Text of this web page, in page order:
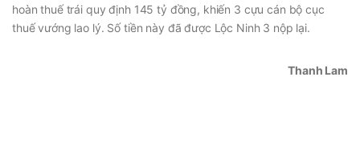
hoàn thuế trái quy định 145 tỷ đồng, khiến 3 cựu cán bộ cục
thuế vướng lao lý. Số tiền này đã được Lộc Ninh 3 nộp lại.
Thanh Lam